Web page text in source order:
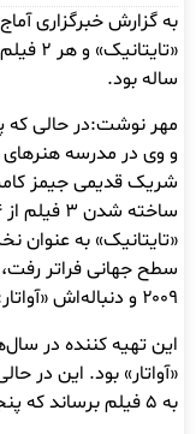
به گزارش خبرگزاری
ساله بود.
شریک قدیمی جیمز
«تایتانیک» به عنوان
۲۰۰۹ و دنباله‌اش «آواتار: راه آب» ۲۰۲۲، رکوردها را شکست.
این تهیه کننده در
«آواتار» بود. این در
به ۵ فیلم برساند که پنجمین فیلم آن سال ۲۰۳۱ اکران خواهد شد.